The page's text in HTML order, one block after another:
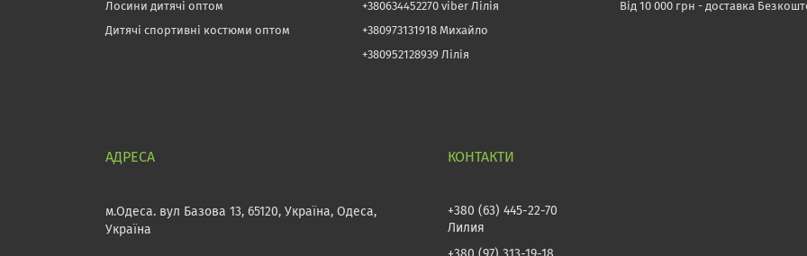
Лосини дитячі оптом
Дитячі спортивні костюми оптом
+380634452270 viber Лілія
+380973131918 Михайло
+380952128939 Лілія
Від 10 000 грн - доставка
м.Одеса. вул Базова 13, 65120, Україна, Одеса,
Україна
+380 (63) 445-22-70
Лилия